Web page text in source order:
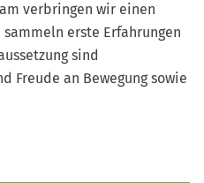
verbringen wir einen
erste Erfahrungen
sind
Freude an Bewegung sowie